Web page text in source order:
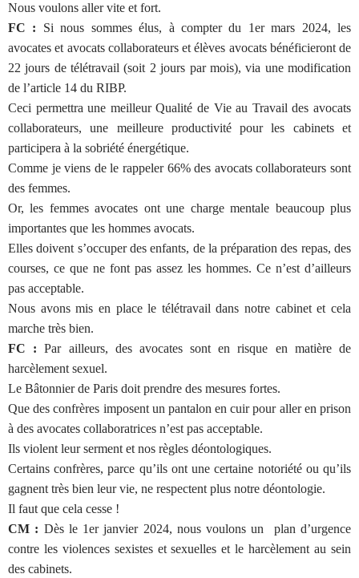
Nous voulons aller vite et fort.
FC : Si nous sommes élus, à compter du 1er mars 2024, les
avocates et avocats collaborateurs et élèves avocats bénéficieront de
22 jours de télétravail (soit 2 jours par mois), via une modification
de l’article 14 du RIBP.
Ceci permettra une meilleur Qualité de Vie au Travail des avocats
collaborateurs, une meilleure productivité pour les cabinets et
participera à la sobriété énergétique.
Comme je viens de le rappeler 66% des avocats collaborateurs sont
des femmes.
Or, les femmes avocates ont une charge mentale beaucoup plus
importantes que les hommes avocats.
Elles doivent s’occuper des enfants, de la préparation des repas, des
courses, ce que ne font pas assez les hommes. Ce n’est d’ailleurs
pas acceptable.
Nous avons mis en place le télétravail dans notre cabinet et cela
marche très bien.
FC :Par ailleurs, des avocates sont en risque en matière de
harcèlement sexuel.
Le Bâtonnier de Paris doit prendre des mesures fortes.
Que des confrères imposent un pantalon en cuir pour aller en prison
à des avocates collaboratrices n’est pas acceptable.
Ils violent leur serment et nos règles déontologiques.
Certains confrères, parce qu’ils ont une certaine notoriété ou qu’ils
gagnent très bien leur vie, ne respectent plus notre déontologie.
Il faut que cela cesse !
CM : Dès le 1er janvier 2024, nous voulons un plan d’urgence
contre les violences sexistes et sexuelles et le harcèlement au sein
des cabinets.